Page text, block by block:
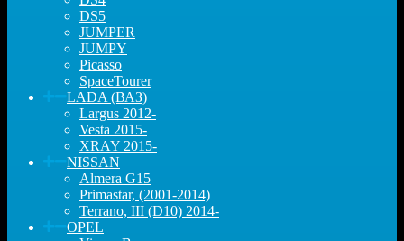
DS5
JUMPER
JUMPY
Picasso
SpaceTourer
LADA (ВАЗ)
Largus 2012-
Vesta 2015-
XRAY 2015-
NISSAN
Almera G15
Primastar, (2001-2014)
Terrano, III (D10) 2014-
OPEL